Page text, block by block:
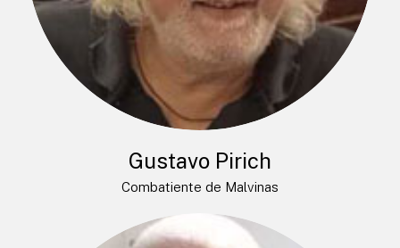
Gustavo Pirich
Combatiente de Malvinas